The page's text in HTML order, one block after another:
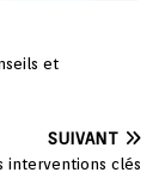
et
SUIVANT
interventions clés